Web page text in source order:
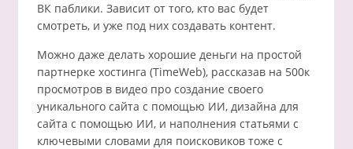
ВК паблики. Зависит от того, кто вас будет
смотреть, и уже под них создавать контент.
Можно даже делать хорошие деньги на простой
партнерке хостинга (TimeWeb), рассказав на 500к
просмотров в видео про создание своего
уникального сайта с помощью ИИ, дизайна для
сайта с помощью ИИ, и наполнения статьями с
ключевыми словами для поисковиков тоже с